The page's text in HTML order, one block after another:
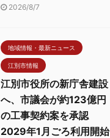
2026/8/7
地域情報・最新ニュース
江別市情報
江別市役所の新庁舎建設
へ、市議会が約123億円
の工事契約案を承認
2029年1月ごろ利用開始